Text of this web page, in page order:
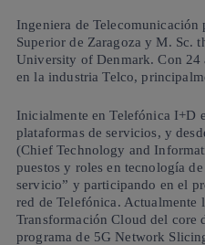
Ingeniera de
Superior de Zaragoza y M. Sc.
University of Denmark. Con 24
en la industria Telco,
Inicialmente en Telefónica I+D
plataformas de servicios, y
(Chief Technology and
puestos y roles en tecnología
servicio” y participando en el
red de Telefónica. Actualmente
Transformación Cloud del core
programa de 5G Network